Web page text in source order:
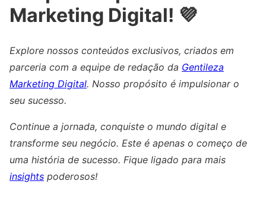
Marketing Digital! 💜
Explore nossos conteúdos exclusivos, criados em
parceria com a equipe de redação da Gentileza
Marketing Digital. Nosso propósito é impulsionar o
seu sucesso.
Continue a jornada, conquiste o mundo digital e
transforme seu negócio. Este é apenas o começo de
uma história de sucesso. Fique ligado para mais
insights poderosos!